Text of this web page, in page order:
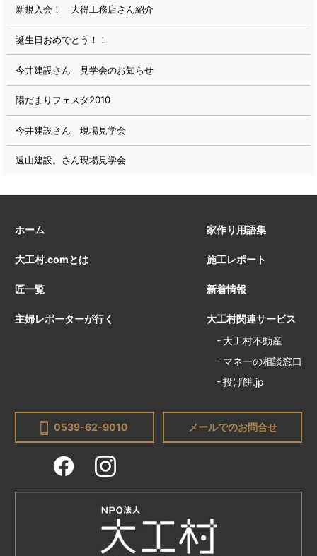
新規入会！ 大得工務店さん紹介
誕生日おめでとう！！
今井建設さん 見学会のお知らせ
陽だまりフェスタ2010
今井建設さん 現場見学会
遠山建設。さん現場見学会
ホーム
大工村.comとは
匠一覧
主婦レポーターが行く
家作り用語集
施工レポート
新着情報
大工村関連サービス
大工村不動産
マネーの相談窓口
投げ餅.jp
0539-62-9010 メールでのお問合せ